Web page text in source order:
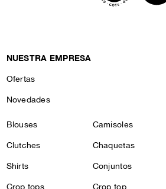
NUESTRA EMPRESA
Ofertas
Novedades
Blouses
Clutches
Shirts
Camisoles
Chaquetas
Conjuntos